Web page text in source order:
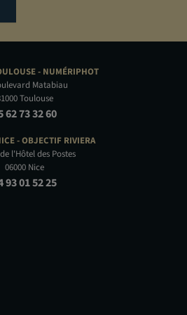
- NUMÉRIPHOT
Matabiau
Toulouse
62 73 32 60
-OBJECTIF RIVIERA
l'Hôtel des Postes
06000 Nice
93 01 52 25